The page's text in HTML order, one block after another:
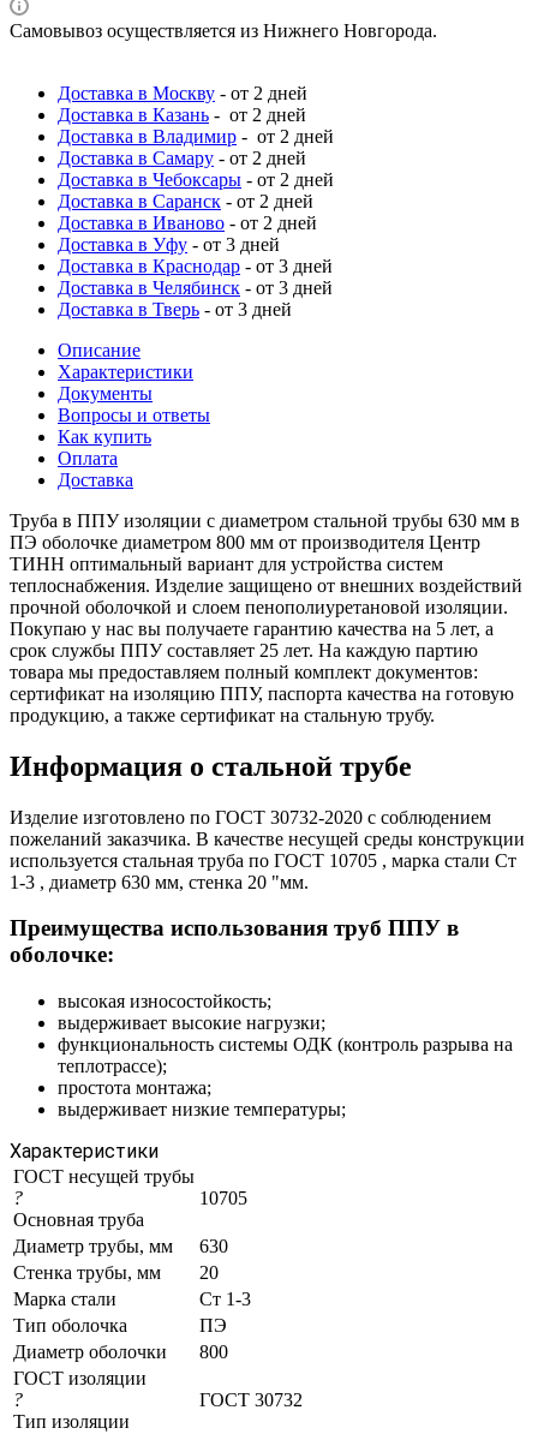
Самовывоз осуществляется из Нижнего Новгорода.
Доставка в Москву - от 2 дней
Доставка в Казань - от 2 дней
Доставка в Владимир - от 2 дней
Доставка в Самару - от 2 дней
Доставка в Чебоксары - от 2 дней
Доставка в Саранск - от 2 дней
Доставка в Иваново - от 2 дней
Доставка в Уфу - от 3 дней
Доставка в Краснодар - от 3 дней
Доставка в Челябинск - от 3 дней
Доставка в Тверь - от 3 дней
Описание
Характеристики
Документы
Вопросы и ответы
Как купить
Оплата
Доставка
Труба в ППУ изоляции с диаметром стальной трубы 630 мм в
ПЭ оболочке диаметром 800 мм от производителя Центр
ТИНН оптимальный вариант для устройства систем
теплоснабжения. Изделие защищено от внешних воздействий
прочной оболочкой и слоем пенополиуретановой изоляции.
Покупаю у нас вы получаете гарантию качества на 5 лет, а
срок службы ППУ составляет 25 лет. На каждую партию
товара мы предоставляем полный комплект документов:
сертификат на изоляцию ППУ, паспорта качества на готовую
продукцию, а также сертификат на стальную трубу.
Информация о стальной трубе
Изделие изготовлено по ГОСТ 30732-2020 с соблюдением
пожеланий заказчика. В качестве несущей среды конструкции
используется стальная труба по ГОСТ 10705 , марка стали Ст
1-3 , диаметр 630 мм, стенка 20 "мм.
Преимущества использования труб ППУ в
оболочке:
высокая износостойкость;
выдерживает высокие нагрузки;
функциональность системы ОДК (контроль разрыва на
теплотрассе);
простота монтажа;
выдерживает низкие температуры;
Характеристики
ГОСТ несущей трубы
?
Основная труба
10705
Диаметр трубы, мм
630
Стенка трубы, мм
20
Марка стали
Ст 1-3
Тип оболочка
ПЭ
Диаметр оболочки
800
ГОСТ изоляции
?
Тип изоляции
ГОСТ 30732